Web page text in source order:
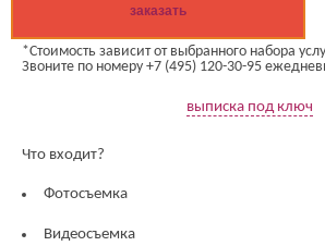
заказать
*Стоимость зависит от выбранного набора
Звоните по номеру +7 (495) 120-30-95
выписка под ключ
Что входит?
Фотосъемка
Видеосъемка